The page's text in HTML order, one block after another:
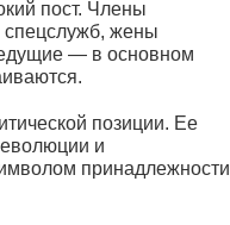
пост. Члены
спецслужб, жены
— в основном
позиции. Ее
и
принадлежности